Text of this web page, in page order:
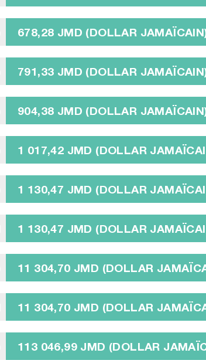
678,28 JMD (DOLLAR
791,33 JMD (DOLLAR
904,38 JMD (DOLLAR
1 017,42 JMD (DOLLAR
1 130,47 JMD (DOLLAR
1 130,47 JMD (DOLLAR
11 304,70 JMD (DOLLAR
11 304,70 JMD (DOLLAR
113 046,99 JMD (DOLLAR